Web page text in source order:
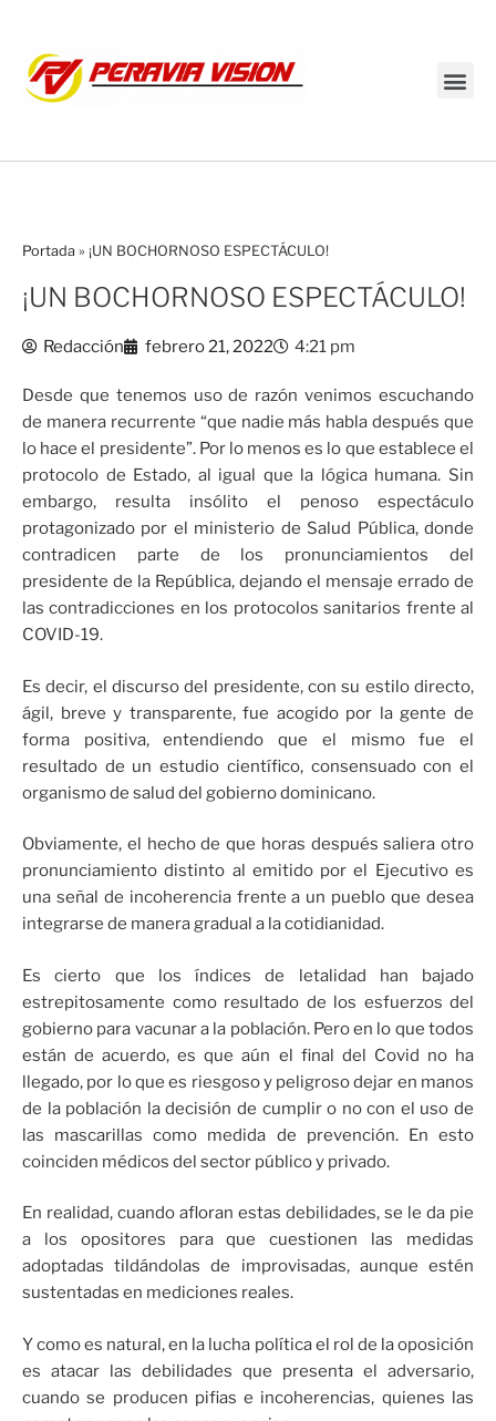
Portada » ¡UN BOCHORNOSO ESPECTÁCULO!
¡UN BOCHORNOSO ESPECTÁCULO!
Redacción febrero 21, 2022 4:21 pm
Desde que tenemos uso de razón venimos escuchando
de manera recurrente “que nadie más habla después que
lo hace el presidente”. Por lo menos es lo que establece el
protocolo de Estado, al igual que la lógica humana. Sin
embargo, resulta insólito el penoso espectáculo
protagonizado por el ministerio de Salud Pública, donde
contradicen parte de los pronunciamientos del
presidente de la República, dejando el mensaje errado de
las contradicciones en los protocolos sanitarios frente al
COVID-19.
Es decir, el discurso del presidente, con su estilo directo,
ágil, breve y transparente, fue acogido por la gente de
forma positiva, entendiendo que el mismo fue el
resultado de un estudio científico, consensuado con el
organismo de salud del gobierno dominicano.
Obviamente, el hecho de que horas después saliera otro
pronunciamiento distinto al emitido por el Ejecutivo es
una señal de incoherencia frente a un pueblo que desea
integrarse de manera gradual a la cotidianidad.
Es cierto que los índices de letalidad han bajado
estrepitosamente como resultado de los esfuerzos del
gobierno para vacunar a la población. Pero en lo que todos
están de acuerdo, es que aún el final del Covid no ha
llegado, por lo que es riesgoso y peligroso dejar en manos
de la población la decisión de cumplir o no con el uso de
las mascarillas como medida de prevención. En esto
coinciden médicos del sector público y privado.
En realidad, cuando afloran estas debilidades, se le da pie
a los opositores para que cuestionen las medidas
adoptadas tildándolas de improvisadas, aunque estén
sustentadas en mediciones reales.
Y como es natural, en la lucha política el rol de la oposición
es atacar las debilidades que presenta el adversario,
cuando se producen pifias e incoherencias, quienes las